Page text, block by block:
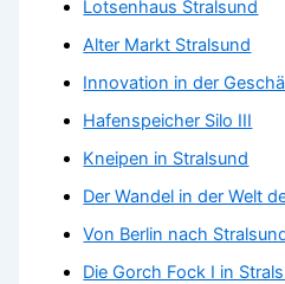
Lotsenhaus Stralsund
Alter Markt Stralsund
Innovation in der
Hafenspeicher Silo III
Kneipen in Stralsund
Der Wandel in der Welt
Von Berlin nach
Die Gorch Fock I in